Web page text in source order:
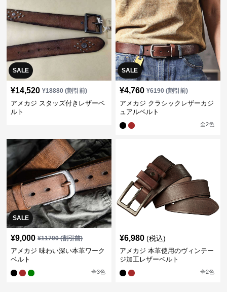
SALE
¥14,520 ¥18880(割引前)
アメカジ スタッズ付きレザーベ
ルト
SALE
¥4,760 ¥6190(割引前)
アメカジ クラシックレザーカジ
ュアルベルト
全2色
SALE
¥9,000 ¥11700(割引前)
アメカジ 味わい深い本革ワーク
ベルト
全3色
¥6,980 (税込)
アメカジ 本革使用のヴィンテー
ジ加工レザーベルト
全2色